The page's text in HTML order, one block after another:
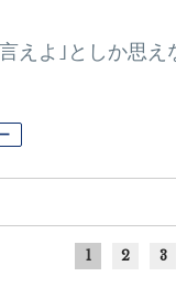
えよ｣としか思え
1 2 3